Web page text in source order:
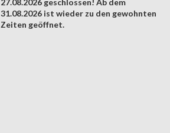
27.08.2026 geschlossen! Ab dem
31.08.2026 ist wieder zu den gewohnten
Zeiten geöffnet.